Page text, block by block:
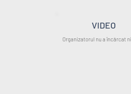
VIDEO
Organizatorul nu a încărcat